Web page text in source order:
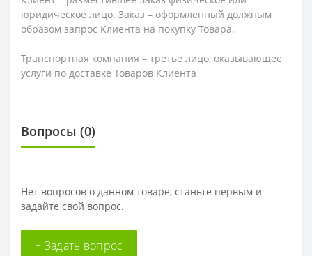
юридическое лицо. Заказ – оформленный должным
образом запрос Клиента на покупку Товара.
Транспортная компания – третье лицо, оказывающее
услуги по доставке Товаров Клиента
Вопросы (0)
Нет вопросов о данном товаре, станьте первым и
задайте свой вопрос.
+ Задать вопрос